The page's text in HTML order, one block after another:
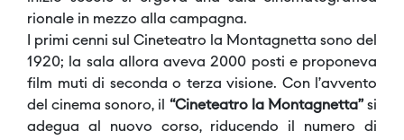
rionale in mezzo alla campagna.
I primi cenni sul Cineteatro la Montagnetta sono del
1920; la sala allora aveva 2000 posti e proponeva
film muti di seconda o terza visione. Con l’avvento
del cinema sonoro, il “Cineteatro la Montagnetta”si
adegua al nuovo corso, riducendo il numero di